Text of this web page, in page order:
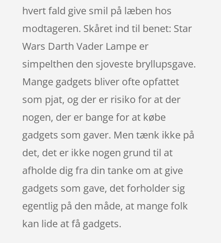
hvert fald give smil på læben hos
modtageren. Skåret ind til benet: Star
Wars Darth Vader Lampe er
simpelthen den sjoveste bryllupsgave.
Mange gadgets bliver ofte opfattet
som pjat, og der er risiko for at der
nogen, der er bange for at købe
gadgets som gaver. Men tænk ikke på
det, det er ikke nogen grund til at
afholde dig fra din tanke om at give
gadgets som gave, det forholder sig
egentlig på den måde, at mange folk
kan lide at få gadgets.